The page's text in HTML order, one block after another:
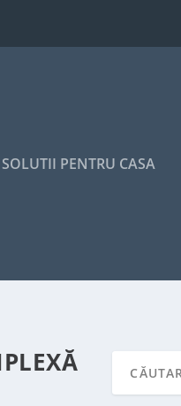
SOLUTII PENTRU CASA